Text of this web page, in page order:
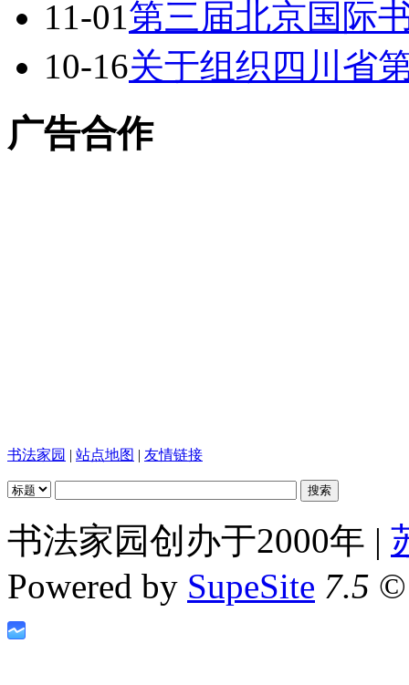
11-01第三届北京国际
10-16关于组织四川省
广告合作
书法家园 | 站点地图 | 友情链接
书法家园创办于2000年 |
Powered by SupeSite 7.5 ©